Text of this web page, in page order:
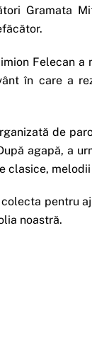
Gramata
Felecan
în care a
de
agapă, a
clasice,
pentru
noastră.